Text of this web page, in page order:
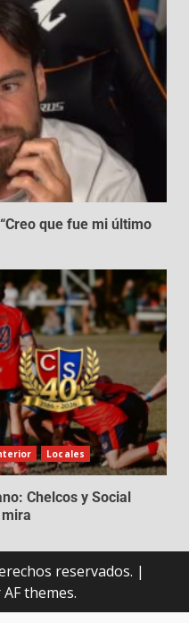
que fue mi último
Locales
Chelcos y Social
reservados. |
themes.